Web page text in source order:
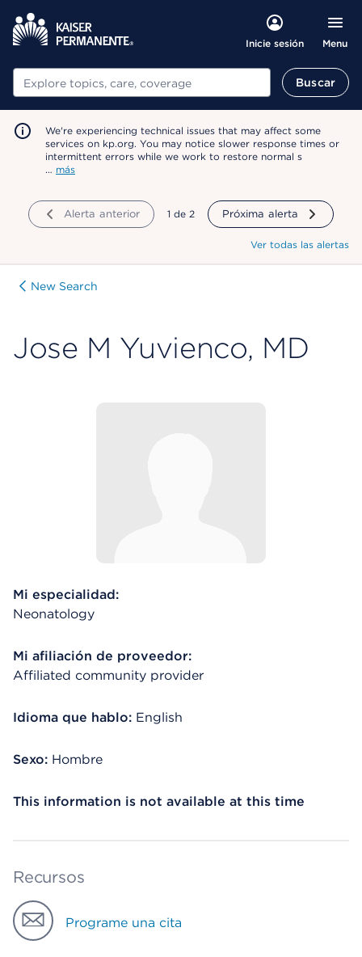
Inicie sesión Menu
Buscar Buscar
We're experiencing technical issues that may affect some
services on kp.org. You may notice slower response times or
intermittent errors while we work to restore normal s
… más
Alerta anterior mostrando
1 de 2 Próxima alerta
Ver todas las alertas
New Search
Jose M Yuvienco, MD
Mi especialidad:
Neonatology
Mi afiliación de proveedor:
Affiliated community provider
Idioma que hablo: English
Sexo: Hombre
This information is not available at this time
Recursos
Programe una cita